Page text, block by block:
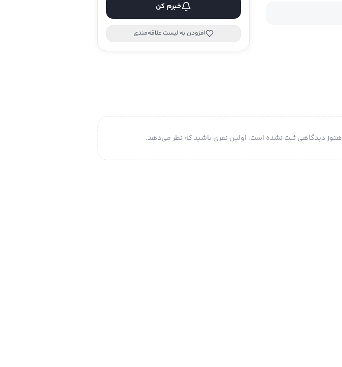
خبرم کن
افزودن به لیست علاقه‌مندی
هنوز دیدگاهی ثبت نشده است. اولین نفری باشید که نظر می‌دهد.